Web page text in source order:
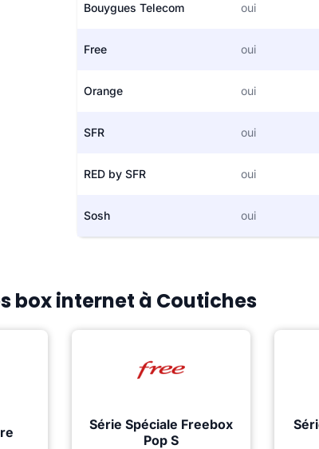
Bouygues Telecom oui
Free oui
Orange oui
SFR oui
RED by SFR oui
Sosh oui
box internet à Coutiches
Série Spéciale Freebox
Pop S